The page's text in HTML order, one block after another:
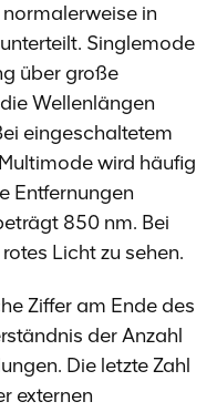
in
Singlemode
über große
Wellenlängen
eingeschaltetem
wird häufig
Entfernungen
850 nm. Bei
Licht zu sehen.
Ziffer am Ende des
der Anzahl
Die letzte Zahl
externen